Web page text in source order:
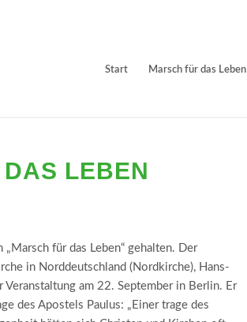
Start Marsch für das Leben
LEBEN
für das Leben“ gehalten. Der
in Norddeutschland (Nordkirche), Hans-
am 22. September in Berlin. Er
des Apostels Paulus: „Einer trage des